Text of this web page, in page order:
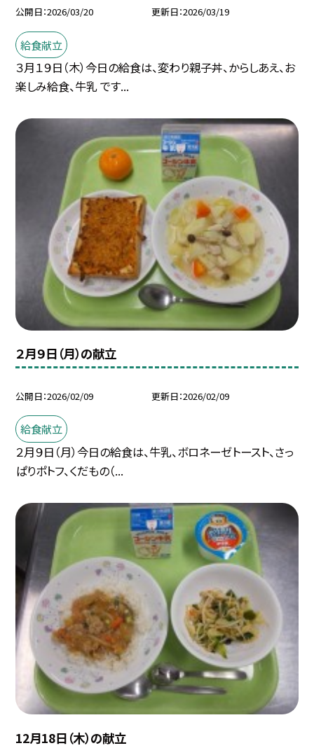
公開日 2026/03/20 更新日 2026/03/19
給食献立
３月１９日（木）今日の給食は、変わり親子丼、からしあえ、お
楽しみ給食、牛乳 です...
２月９日（月）の献立
公開日 2026/02/09 更新日 2026/02/09
給食献立
２月９日（月）今日の給食は、牛乳、ボロネーゼトースト、さっ
ぱりポトフ、くだもの（...
12月18日（木）の献立